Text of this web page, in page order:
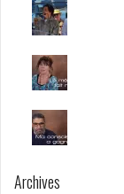
Archives